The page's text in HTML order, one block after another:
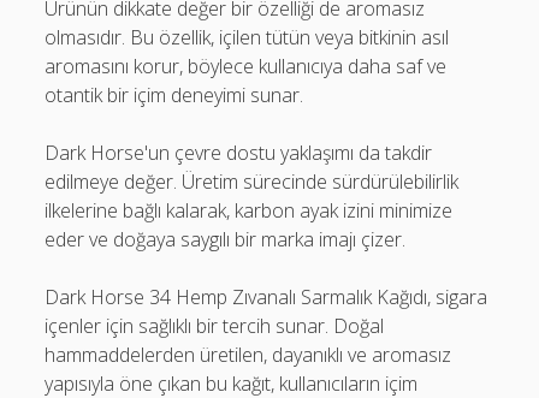
Ürünün dikkate değer bir özelliği de aromasız
olmasıdır. Bu özellik, içilen tütün veya bitkinin asıl
aromasını korur, böylece kullanıcıya daha saf ve
otantik bir içim deneyimi sunar.
Dark Horse'un çevre dostu yaklaşımı da takdir
edilmeye değer. Üretim sürecinde sürdürülebilirlik
ilkelerine bağlı kalarak, karbon ayak izini minimize
eder ve doğaya saygılı bir marka imajı çizer.
Dark Horse 34 Hemp Zıvanalı Sarmalık Kağıdı, sigara
içenler için sağlıklı bir tercih sunar. Doğal
hammaddelerden üretilen, dayanıklı ve aromasız
yapısıyla öne çıkan bu kağıt, kullanıcıların içim